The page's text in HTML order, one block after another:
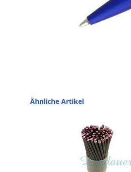
Ähnliche Artikel